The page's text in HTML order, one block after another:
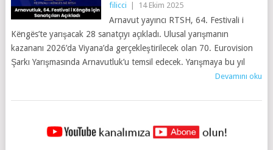
filicci 14 Ekim 2025
Arnavut yayıncı RTSH, 64. Festivali i
Këngës’te yarışacak 28 sanatçıyı açıkladı. Ulusal yarışmanın
kazananı 2026’da Viyana’da gerçekleştirilecek olan 70. Eurovision
Şarkı Yarışmasında Arnavutluk’u temsil edecek. Yarışmaya bu yıl
Devamını oku
YAZILAR